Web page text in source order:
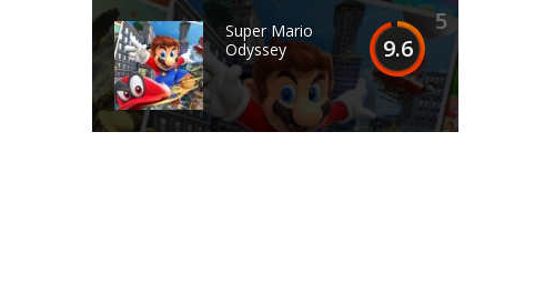
5
9.6
Super Mario
Odyssey